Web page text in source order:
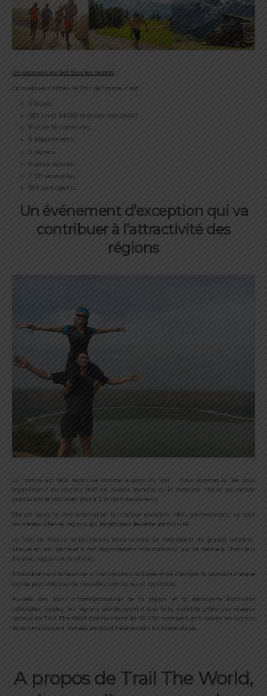
Un parcours qui bat tous les records :
En quelques chiffres, le Trail de France, c’est :
6 étapes
380 km et 14 000 m de dénivelé positif
Plus de 30 communes
8 départements
3 régions
9 parcs naturels
7 GR empruntés
500 participants
Un événement d’exception qui va
contribuer à l’attractivité des
régions
La France est déjà reconnue comme le pays du Trail : nous sommes le 1er pays
organisateur de courses trail au niveau mondial et la première nation au monde
pratiquant le trail avec plus d’1 million de coureurs.
Elle est aussi la 1ère destination touristique mondiale. Mais généralement, ce sont
les mêmes villes et régions qui bénéficient de cette attractivité.
Le Trail de France se positionne ainsi comme un événement de grande ampleur,
unique en son genre et à fort rayonnement international, qui va mettre à l’honneur
d’autres régions et territoires.
Il ambitionne d’ailleurs de s’inscrire dans la durée et de changer le parcours chaque
année pour valoriser de nouvelles communes et territoires.
Au-delà des nuits d’hôtels/campings de la région, et la découverte d’activités
culturelles locales, les régions bénéficieront d’une forte visibilité grâce aux réseaux
sociaux de Trail The Word (communauté de 20 000 membres) et à toutes les actions
de communication menées pendant l’événement & chaque étape.
A propos de Trail The World,